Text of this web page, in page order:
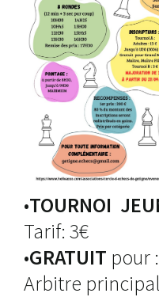
•TOURNOI
Tarif: 3€
•GRATUIT pour
Arbitre principal